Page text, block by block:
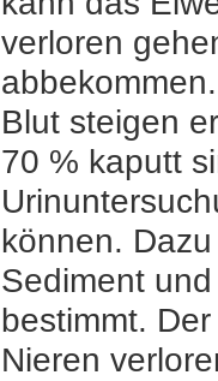
verloren
Blut steigen
70 % kaputt
können.
Sediment
bestimmt.
Nieren